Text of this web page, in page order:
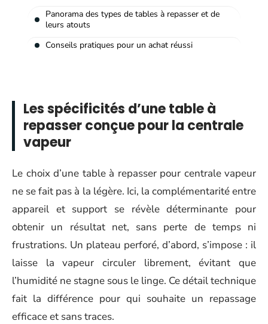
Panorama des types de tables à repasser et de
leurs atouts
Conseils pratiques pour un achat réussi
Les spécificités d’une table à
repasser conçue pour la centrale
vapeur
Le choix d’une table à repasser pour centrale vapeur
ne se fait pas à la légère. Ici, la complémentarité entre
appareil et support se révèle déterminante pour
obtenir un résultat net, sans perte de temps ni
frustrations. Un plateau perforé, d’abord, s’impose : il
laisse la vapeur circuler librement, évitant que
l’humidité ne stagne sous le linge. Ce détail technique
fait la différence pour qui souhaite un repassage
efficace et sans traces.